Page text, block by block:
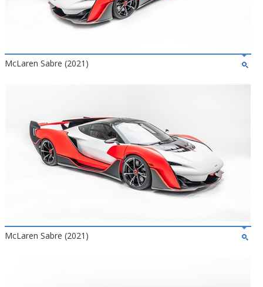
McLaren Sabre (2021)
McLaren Sabre (2021)